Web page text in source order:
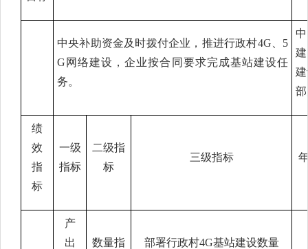
中央补助资金及时拨付企业，推进行政村4G、5
G网络建设，企业按合同要求完成基站建设任
务。
绩
效
指
标
一级
指标
二级指
标
三级指标
产
出
数量指
部署行政村4G基站建设数量